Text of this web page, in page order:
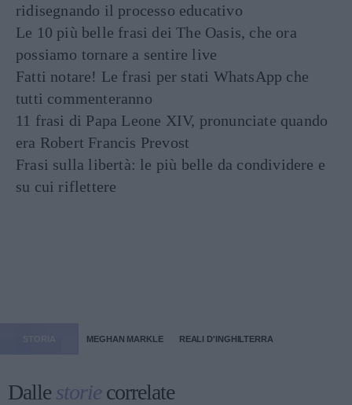
ridisegnando il processo educativo
Le 10 più belle frasi dei The Oasis, che ora
possiamo tornare a sentire live
Fatti notare! Le frasi per stati WhatsApp che
tutti commenteranno
11 frasi di Papa Leone XIV, pronunciate quando
era Robert Francis Prevost
Frasi sulla libertà: le più belle da condividere e
su cui riflettere
MEGHAN MARKLE REALI D'INGHILTERRA
Dallestorie correlate